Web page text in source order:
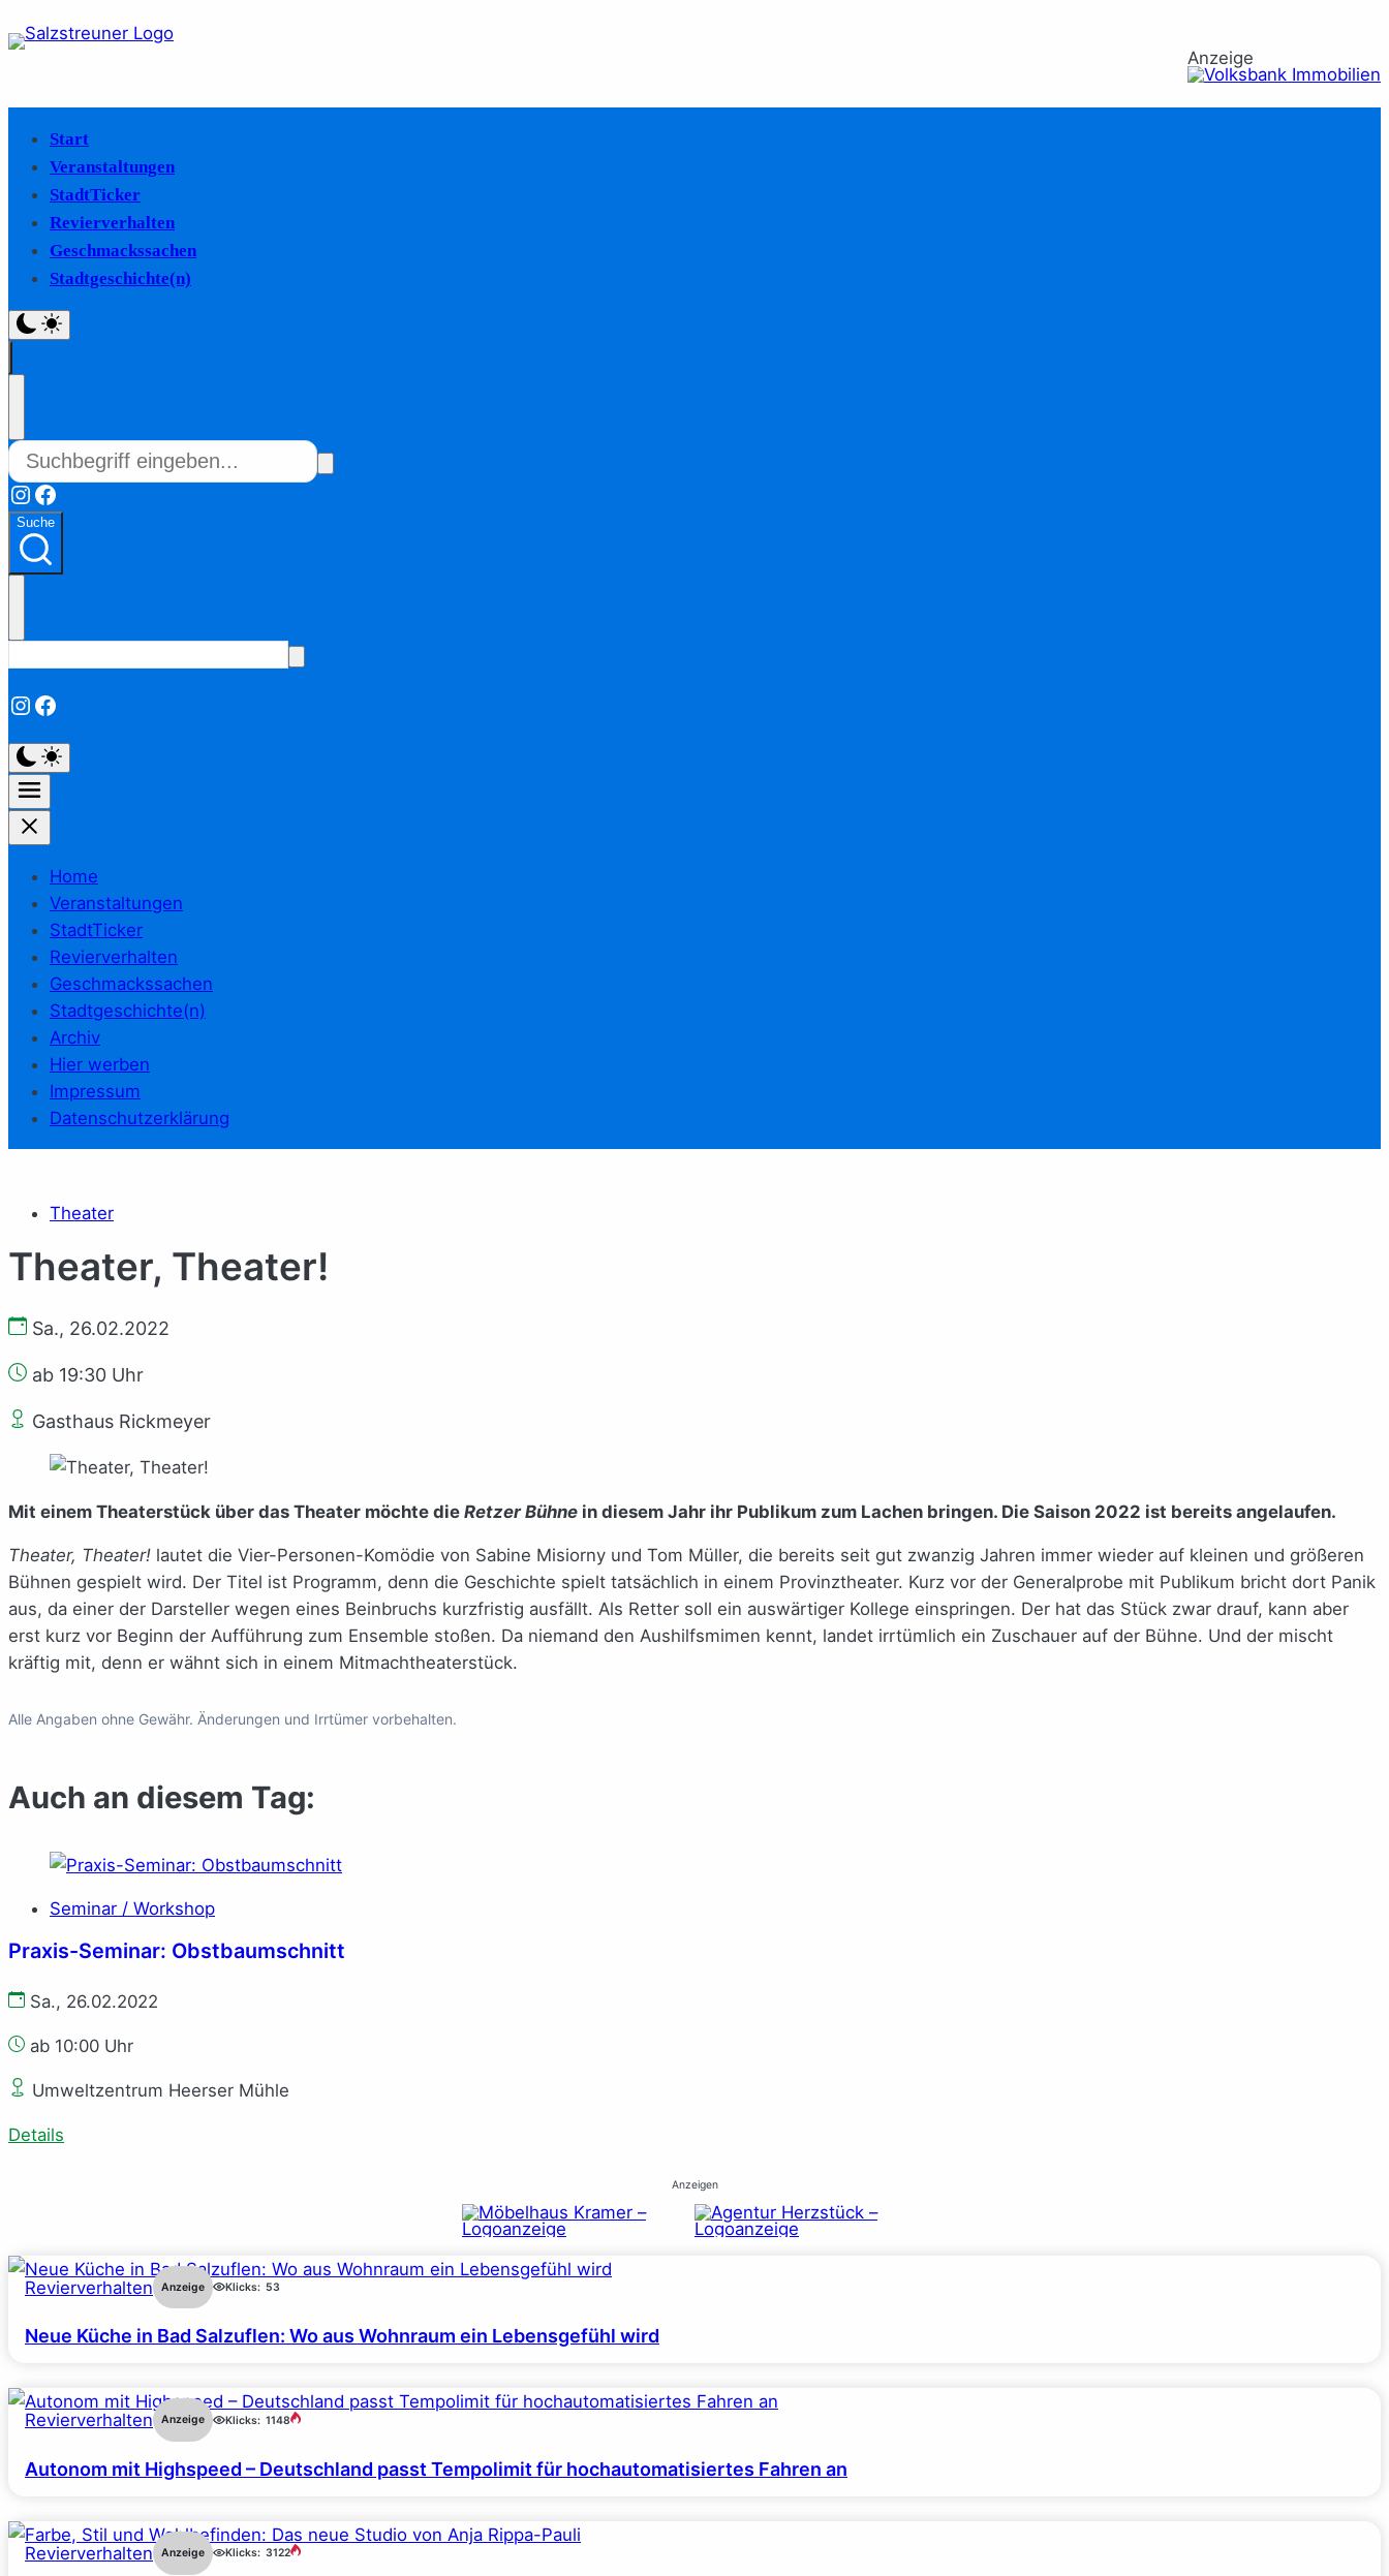
Anzeige
Start
Veranstaltungen
StadtTicker
Revierverhalten
Geschmackssachen
Stadtgeschichte(n)
Instagram
Facebook
Suche
Instagram
Facebook
Home
Veranstaltungen
StadtTicker
Revierverhalten
Geschmackssachen
Stadtgeschichte(n)
Archiv
Hier werben
Impressum
Datenschutzerklärung
Theater
Theater, Theater!
Sa., 26.02.2022
ab 19:30 Uhr
Gasthaus Rickmeyer
Mit einem Theaterstück über das Theater möchte die Retzer Bühne in diesem Jahr ihr Publikum zum Lachen bringen. Die Saison 2022 ist bereits angelaufen.
Theater, Theater! lautet die Vier-Personen-Komödie von Sabine Misiorny und Tom Müller, die bereits seit gut zwanzig Jahren immer wieder auf kleinen und größeren
Bühnen gespielt wird. Der Titel ist Programm, denn die Geschichte spielt tatsächlich in einem Provinztheater. Kurz vor der Generalprobe mit Publikum bricht dort Panik
aus, da einer der Darsteller wegen eines Beinbruchs kurzfristig ausfällt. Als Retter soll ein auswärtiger Kollege einspringen. Der hat das Stück zwar drauf, kann aber
erst kurz vor Beginn der Aufführung zum Ensemble stoßen. Da niemand den Aushilfsmimen kennt, landet irrtümlich ein Zuschauer auf der Bühne. Und der mischt
kräftig mit, denn er wähnt sich in einem Mitmachtheaterstück.
Alle Angaben ohne Gewähr. Änderungen und Irrtümer vorbehalten.
Auch an diesem Tag:
Seminar / Workshop
Praxis-Seminar: Obstbaumschnitt
Sa., 26.02.2022
ab 10:00 Uhr
Umweltzentrum Heerser Mühle
Details
Anzeigen
Revierverhalten Anzeige Klicks: 53
Neue Küche in Bad Salzuflen: Wo aus Wohnraum ein Lebensgefühl wird
Revierverhalten Anzeige Klicks: 1148
Autonom mit Highspeed – Deutschland passt Tempolimit für hochautomatisiertes Fahren an
Revierverhalten Anzeige Klicks: 3122